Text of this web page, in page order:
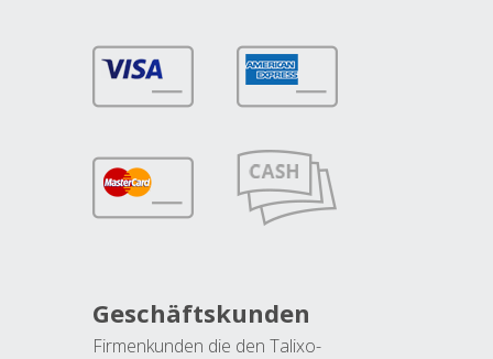
Geschäftskunden
Firmenkunden die den Talixo-